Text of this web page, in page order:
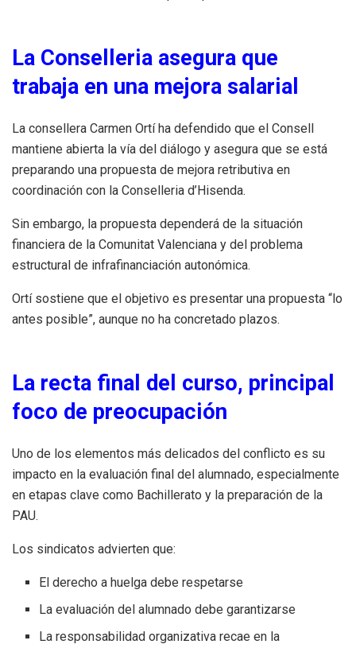
La Conselleria asegura que
trabaja en una mejora salarial
La consellera Carmen Ortí ha defendido que el Consell
mantiene abierta la vía del diálogo y asegura que se está
preparando una propuesta de mejora retributiva en
coordinación con la Conselleria d’Hisenda.
Sin embargo, la propuesta dependerá de la situación
financiera de la Comunitat Valenciana y del problema
estructural de infrafinanciación autonómica.
Ortí sostiene que el objetivo es presentar una propuesta “lo
antes posible”, aunque no ha concretado plazos.
La recta final del curso, principal
foco de preocupación
Uno de los elementos más delicados del conflicto es su
impacto en la evaluación final del alumnado, especialmente
en etapas clave como Bachillerato y la preparación de la
PAU.
Los sindicatos advierten que:
El derecho a huelga debe respetarse
La evaluación del alumnado debe garantizarse
La responsabilidad organizativa recae en la